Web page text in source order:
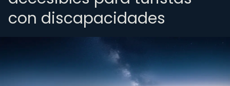
con discapacidades